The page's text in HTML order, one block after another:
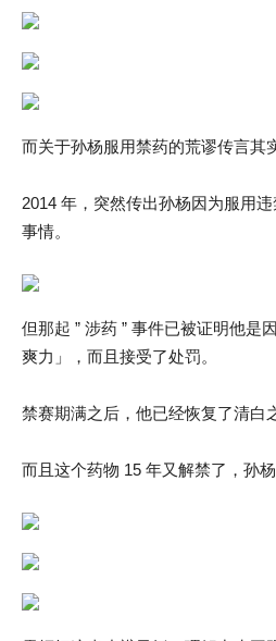
而关于孙杨服用禁药的荒谬传言其
2014 年，突然传出孙杨因为服用
事情。
但那起 ” 涉药 ” 事件已被证明他是
爽力」，而且接受了处罚。
禁赛期满之后，他已经恢复了清白
而且这个药物 15 年又解禁了，孙